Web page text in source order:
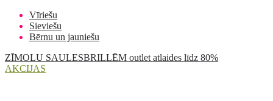
Vīriešu
Sieviešu
Bērnu un jauniešu
ZĪMOLU SAULESBRILLĒM outlet atlaides līdz 80%
AKCIJAS